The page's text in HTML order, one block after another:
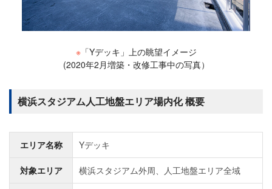
※「Yデッキ」上の眺望イメージ
(2020年2月増築・改修工事中の写真）
横浜スタジアム人工地盤エリア場内化 概要
エリア名称 Yデッキ
対象エリア 横浜スタジアム外周、人工地盤エリア全域